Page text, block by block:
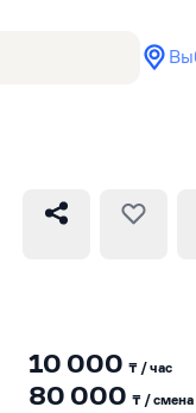
10 000₸ / час
80 000₸ / сменa